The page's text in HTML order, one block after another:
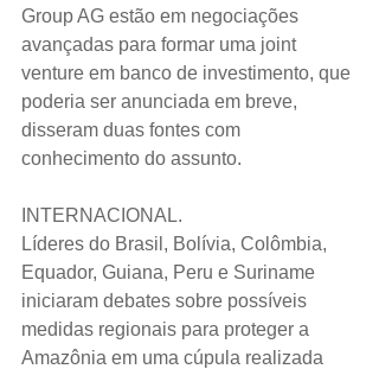
Group AG estão em negociações
avançadas para formar uma joint
venture em banco de investimento, que
poderia ser anunciada em breve,
disseram duas fontes com
conhecimento do assunto.
INTERNACIONAL.
Líderes do Brasil, Bolívia, Colômbia,
Equador, Guiana, Peru e Suriname
iniciaram debates sobre possíveis
medidas regionais para proteger a
Amazônia em uma cúpula realizada